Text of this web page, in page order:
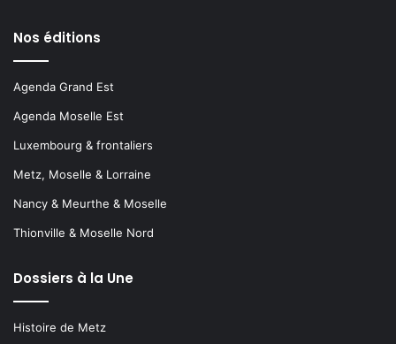
Nos éditions
Agenda Grand Est
Agenda Moselle Est
Luxembourg & frontaliers
Metz, Moselle & Lorraine
Nancy & Meurthe & Moselle
Thionville & Moselle Nord
Dossiers à la Une
Histoire de Metz